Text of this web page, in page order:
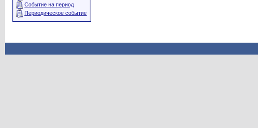
Событие на период
Периодическое событие